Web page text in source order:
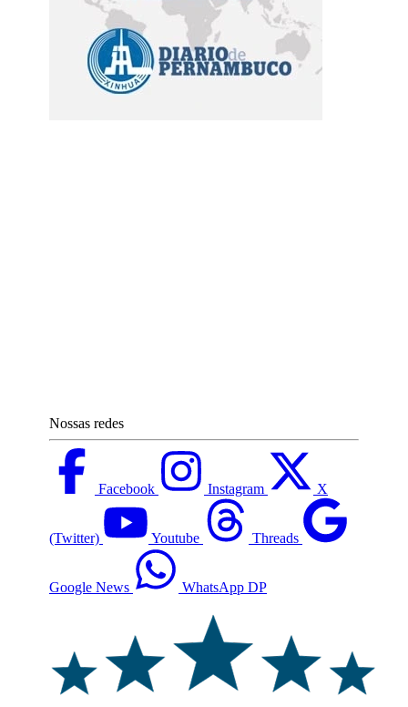
Nossas redes
Facebook Instagram X
(Twitter) Youtube Threads
Google News WhatsApp DP